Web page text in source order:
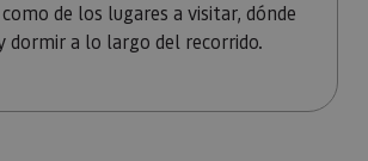
de los lugares a visitar, dónde
dormir a lo largo del recorrido.